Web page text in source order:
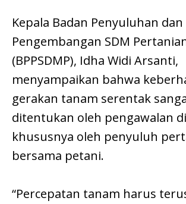
Kepala Badan Penyuluhan dan
Pengembangan SDM
(BPPSDMP), Idha Widi Arsanti,
menyampaikan bahwa
gerakan tanam serentak
ditentukan oleh pengawalan
khususnya oleh penyuluh
bersama petani.
“Percepatan tanam harus